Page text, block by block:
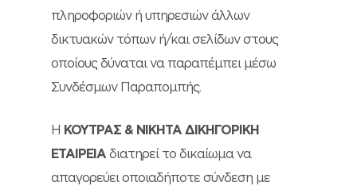
πληροφοριών ή υπηρεσιών άλλων
δικτυακών τόπων ή/και σελίδων στους
οποίους δύναται να παραπέμπει μέσω
Συνδέσμων Παραπομπής.
Η ΚΟΥΤΡΑΣ & ΝΙΚΗΤΑ ΔΙΚΗΓΟΡΙΚΗ
ΕΤΑΙΡΕΙΑ διατηρεί το δικαίωμα να
απαγορεύει οποιαδήποτε σύνδεση με